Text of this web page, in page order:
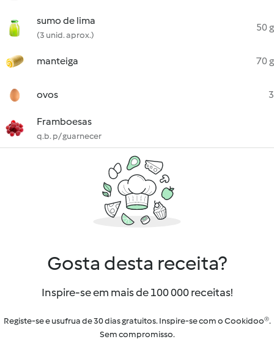
sumo de lima
(3 unid. aprox.)
50 g
manteiga 70 g
ovos 3
Framboesas
q.b. p/ guarnecer
Gosta desta receita?
Inspire-se em mais de 100 000 receitas!
Registe-se e usufrua de 30 dias gratuitos. Inspire-se com o Cookidoo®.
Sem compromisso.